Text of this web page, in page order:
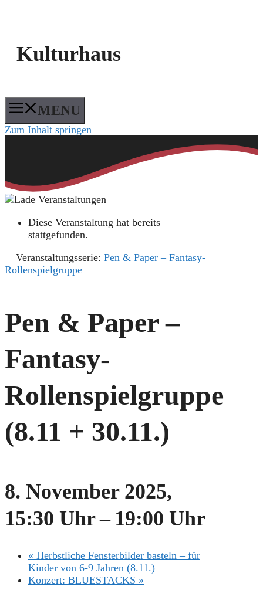
Kulturhaus
MENU
Zum Inhalt springen
Diese Veranstaltung hat bereits
stattgefunden.
Veranstaltungsserie: Pen & Paper – Fantasy-
Rollenspielgruppe
Pen & Paper –
Fantasy-
Rollenspielgruppe
(8.11 + 30.11.)
8. November 2025,
15:30 Uhr– 19:00 Uhr
« Herbstliche Fensterbilder basteln – für
Kinder von 6-9 Jahren (8.11.)
Konzert: BLUESTACKS »